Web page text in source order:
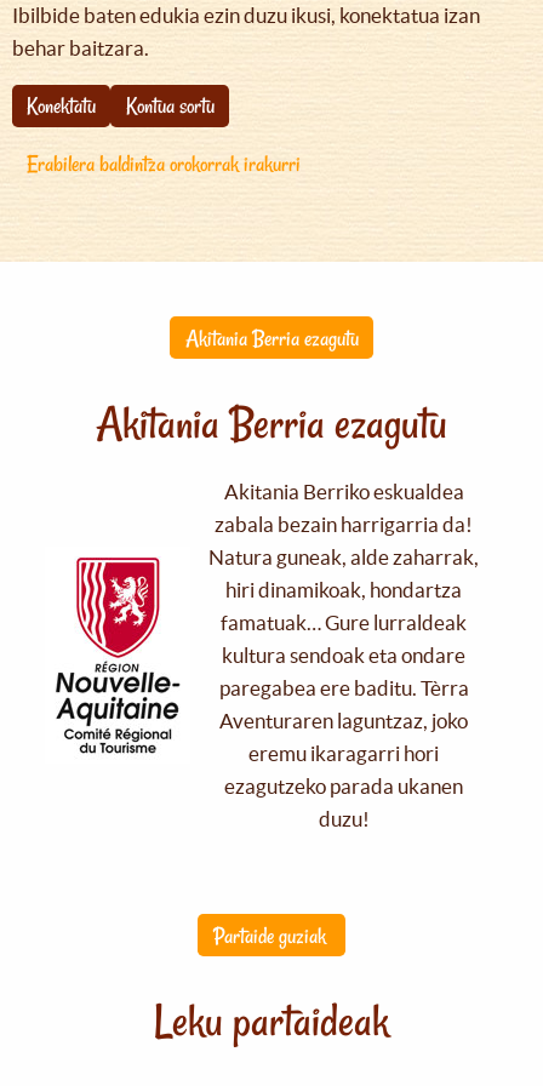
Ibilbide baten edukia ezin duzu ikusi, konektatua izan
behar baitzara.
Konektatu
Kontua sortu
Erabilera baldintza orokorrak irakurri
Akitania Berria ezagutu
Akitania Berria ezagutu
Akitania Berriko eskualdea
zabala bezain harrigarria da!
Natura guneak, alde zaharrak,
hiri dinamikoak, hondartza
famatuak… Gure lurraldeak
kultura sendoak eta ondare
paregabea ere baditu. Tèrra
Aventuraren laguntzaz, joko
eremu ikaragarri hori
ezagutzeko parada ukanen
duzu!
Partaide guziak
Leku partaideak